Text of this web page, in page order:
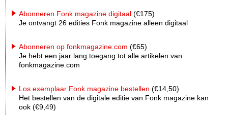
Abonneren Fonk magazine digitaal (€175)
Je ontvangt 26 edities Fonk magazine alleen digitaal
Abonneren op fonkmagazine.com (€65)
Je hebt een jaar lang toegang tot alle artikelen van
fonkmagazine.com
Los exemplaar Fonk magazine bestellen (€14,50)
Het bestellen van de digitale editie van Fonk magazine kan
ook (€9,49)